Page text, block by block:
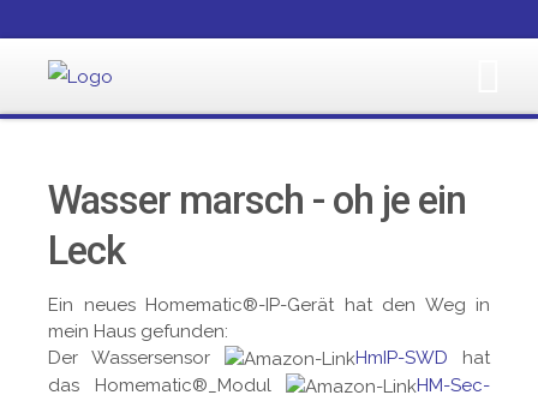
Wasser marsch - oh je ein
Leck
Ein neues Homematic®-IP-Gerät hat den Weg in
mein Haus gefunden:
Der Wassersensor
HmIP-SWD hat
das Homematic®_Modul
HM-Sec-